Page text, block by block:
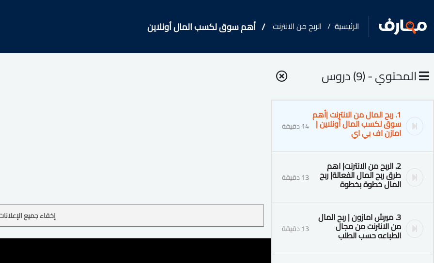
الرئيسية الربح من الانترنت أهم سوق لكسب المال أونلاين
المحتوي - (9) دروس
1. ربح المال من الانترنت |أهم
سوق لكسب المال أونلاين |
امازن اف بي اي 14 دقيقة
2. الربح من الانترنت| اهم
طرق ربح المال الفعالة| ربح
المال خطوة بخطوة 13 دقيقة
3. ميرش امازون | ربح المال
من الانترنت من مجال
الطباعه حسب الطلب 13 دقيقة
إخفاء جميع